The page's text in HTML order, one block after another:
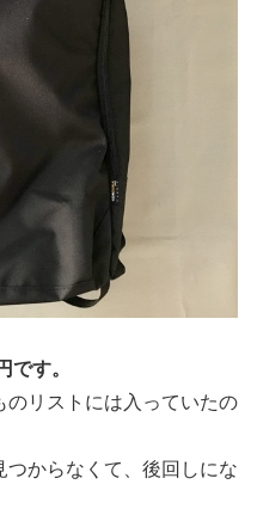
です。
のリストには入っていたの
からなくて、後回しにな